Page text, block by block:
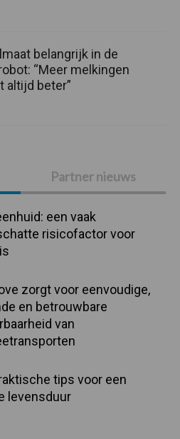
Partner nieuws
een vaak
risicofactor voor
zorgt voor eenvoudige,
en betrouwbare
van
tips voor een
levensduur
belangrijk in de
“Meer melkingen
altijd beter”